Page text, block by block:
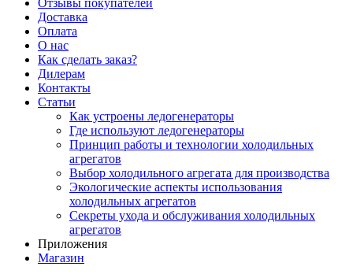
Доставка
Оплата
О нас
Как сделать заказ?
Дилерам
Контакты
Статьи
Как устроены ледогенераторы
Где используют ледогенераторы
Принцип работы и технологии холодильных
агрегатов
Выбор холодильного агрегата для производства
Экологические аспекты использования
холодильных агрегатов
Секреты ухода и обслуживания холодильных
агрегатов
Приложения
Магазин